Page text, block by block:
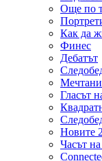
Още по
Как да
Финес
Дебатът
Гласът
Новите
Часът